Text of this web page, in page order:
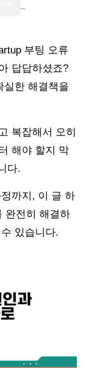
부팅 오류
답답하셨죠?
실한 해결책을
복잡해서 오히
해야 할지 막
다.
까지, 이 글 하
완전히 해결하
있습니다.